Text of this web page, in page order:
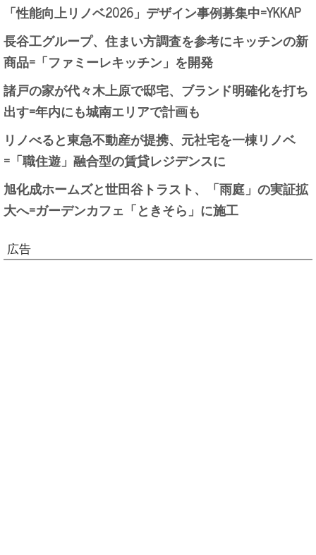
「性能向上リノベ2026」デザイン事例募集中=YKKAP
長谷工グループ、住まい方調査を参考にキッチンの新
商品=「ファミーレキッチン」を開発
諸戸の家が代々木上原で邸宅、ブランド明確化を打ち
出す=年内にも城南エリアで計画も
リノべると東急不動産が提携、元社宅を一棟リノベ
=「職住遊」融合型の賃貸レジデンスに
旭化成ホームズと世田谷トラスト、「雨庭」の実証拡
大へ=ガーデンカフェ「ときそら」に施工
広告